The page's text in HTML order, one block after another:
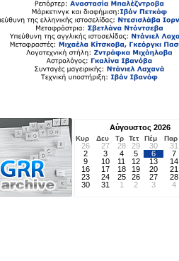
Αύγουστος 2026
Κυρ Δευ Τρ Τετ Πέμ Παρ
26 27 28 29 30 31
2
3 4 5 6 7
9
10 11 12 13 14
16
17 18 19 20 21
23
24 25 26 27 28
30
31 1 2 3 4